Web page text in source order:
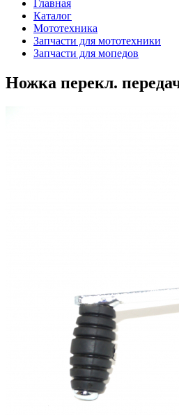
Главная
Каталог
Мототехника
Запчасти для мототехники
Запчасти для мопедов
Ножка перекл.